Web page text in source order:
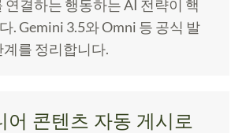
연결하는 행동하는 AI 전략이 핵
. Gemini 3.5와 Omni 등 공식 발
계를 정리합니다.
어 콘텐츠 자동 게시로